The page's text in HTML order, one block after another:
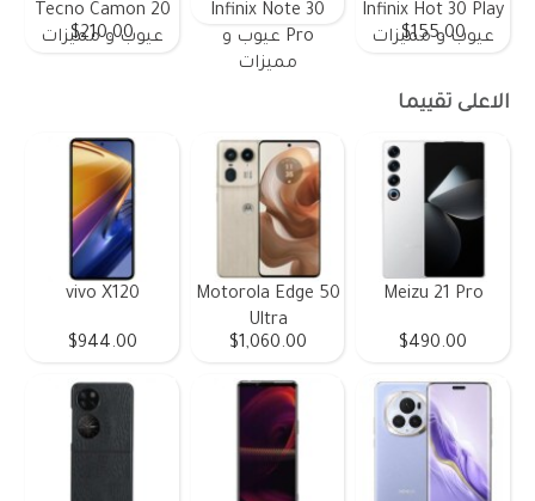
Infinix Hot 30 Play
عيوب و مميزات
$155.00
Infinix Note 30
Pro عيوب و
مميزات
Tecno Camon 20
عيوب و مميزات
$210.00
الاعلى تقييما
Meizu 21 Pro
$490.00
Motorola Edge 50
Ultra
$1,060.00
vivo X120
$944.00